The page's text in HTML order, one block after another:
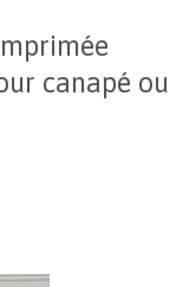
canapé ou